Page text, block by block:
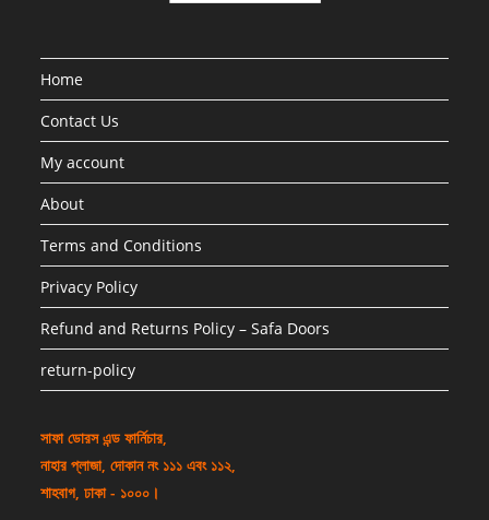
Home
Contact Us
My account
About
Terms and Conditions
Privacy Policy
Refund and Returns Policy – Safa Doors
return-policy
সাফা ডোরস এন্ড ফার্নিচার,
নাহার প্লাজা, দোকান নং ১১১ এবং ১১২,
শাহবাগ, ঢাকা - ১০০০।